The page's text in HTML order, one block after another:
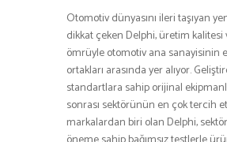
Otomotiv dünyasını ileri taşıyan
dikkat çeken Delphi, üretim kalitesi
ömrüyle otomotiv ana sanayisinin
ortakları arasında yer alıyor.
standartlara sahip orijinal
sonrası sektörünün en çok tercih
markalardan biri olan Delphi,